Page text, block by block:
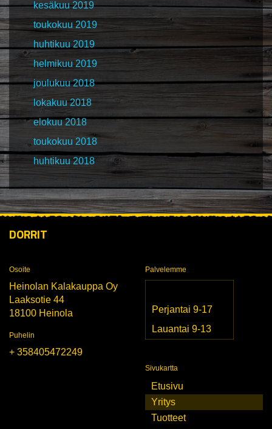
kesäkuu 2019
toukokuu 2019
huhtikuu 2019
helmikuu 2019
joulukuu 2018
lokakuu 2018
elokuu 2018
toukokuu 2018
huhtikuu 2018
DORRIT
Osoite
Heinolan Kalakauppa Oy
Laaksotie 44
18100 Heinola
Puhelin
+ 358405472249
Palvelemme
Perjantai 9-17
Lauantai 9-13
Sivukartta
Etusivu
Yritys
Tuotteet